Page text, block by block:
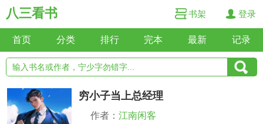
八三看书 书架 登录
首页 分类 排行 完本 最新 记录
穷小子当上总经理
作者： 江南闲客